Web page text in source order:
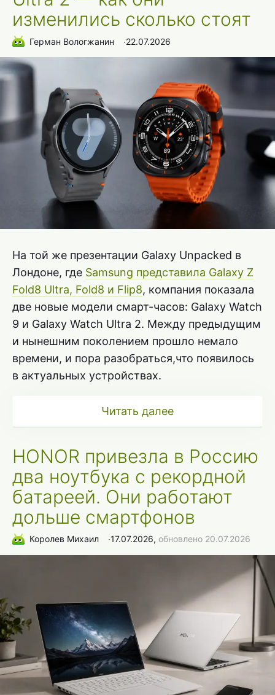
изменились сколько стоят
Герман Вологжанин ∙22.07.2026
На той же презентации Galaxy Unpacked в
Лондоне, где Samsung представила Galaxy Z
Fold8 Ultra, Fold8 и Flip8, компания показала
две новые модели смарт-часов: Galaxy Watch
9 и Galaxy Watch Ultra 2. Между предыдущим
и нынешним поколением прошло немало
времени, и пора разобраться,что появилось
в актуальных устройствах.
Читать далее
HONOR привезла в Россию
два ноутбука с рекордной
батареей. Они работают
дольше смартфонов
Королев Михаил ∙17.07.2026, обновлено 20.07.2026